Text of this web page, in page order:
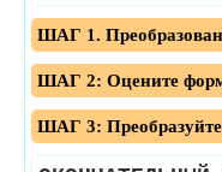
ШАГ 1.
ШАГ 2: Оцените
ШАГ 3: Преобразуйте